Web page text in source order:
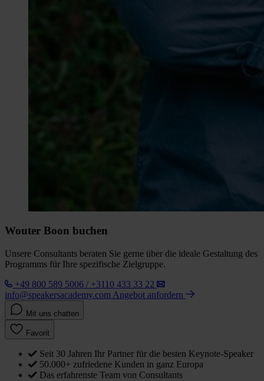
Wouter Boon buchen
Unsere Consultants beraten Sie gerne über die ideale Gestaltung des
Programms für Ihre spezifische Zielgruppe.
+49 800 589 5006 / +3110 433 33 22
info@speakersacademy.com Angebot anfordern
Mit uns chatten
Favorit
Seit 30 Jahren Ihr Partner für die besten Keynote-Speaker
50.000+ zufriedene Kunden in ganz Europa
Das erfahrenste Team von Consultants